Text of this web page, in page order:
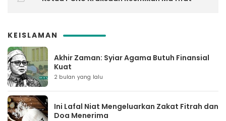
KEISLAMAN
Akhir Zaman: Syiar Agama Butuh Finansial
Kuat
2 bulan yang lalu
Ini Lafal Niat Mengeluarkan Zakat Fitrah dan
Doa Menerima